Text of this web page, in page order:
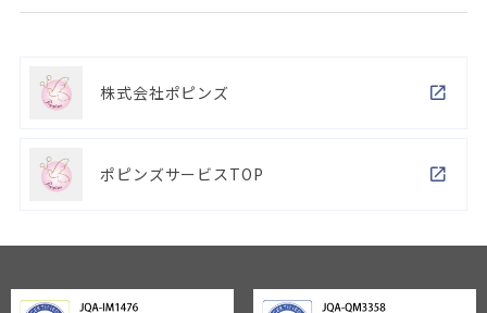
株式会社ポピンズ
ポピンズサービスTOP